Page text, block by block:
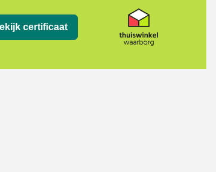
certificaat